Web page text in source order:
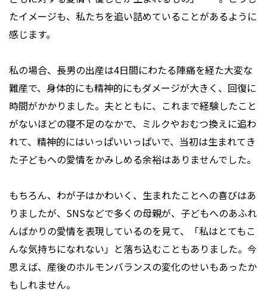
たイメージも、私たちを追い詰めていることがあるように
感じます。
私の場合、長男の出産は4日間にわたる陣痛を経た大変な
難産で、身体的にも精神的にもダメージが大きく、回復に
時間がかかりました。夫とともに、これまで経験したこと
がないほどの寝不足のなかで、ミルクやおむつ換えに追わ
れて、精神的にはいっぱいいっぱいで、当初は生まれてき
た子どもへの愛情をかみしめる余裕はありませんでした。
もちろん、わが子はかわいく、生まれたことへの喜びはあ
りましたが、SNSなどで多くの母親が、子どもへのあふれ
んばかりの愛情を表現しているのを見て、「私はとてもこ
んな気持ちになれない」と落ち込むこともありました。今
思えば、産後のホルモンバランスの変化のせいもあったか
もしれません。